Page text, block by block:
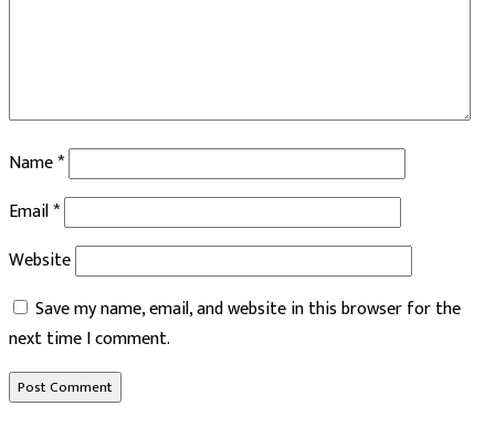
Name*
Email*
Website
Save my name, email, and website in this browser for the
next time I comment.